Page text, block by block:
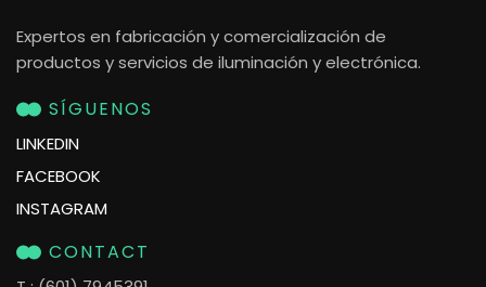
Expertos en fabricación y comercialización de
productos y servicios de iluminación y electrónica.
SÍGUENOS
LINKEDIN
FACEBOOK
INSTAGRAM
CONTACT